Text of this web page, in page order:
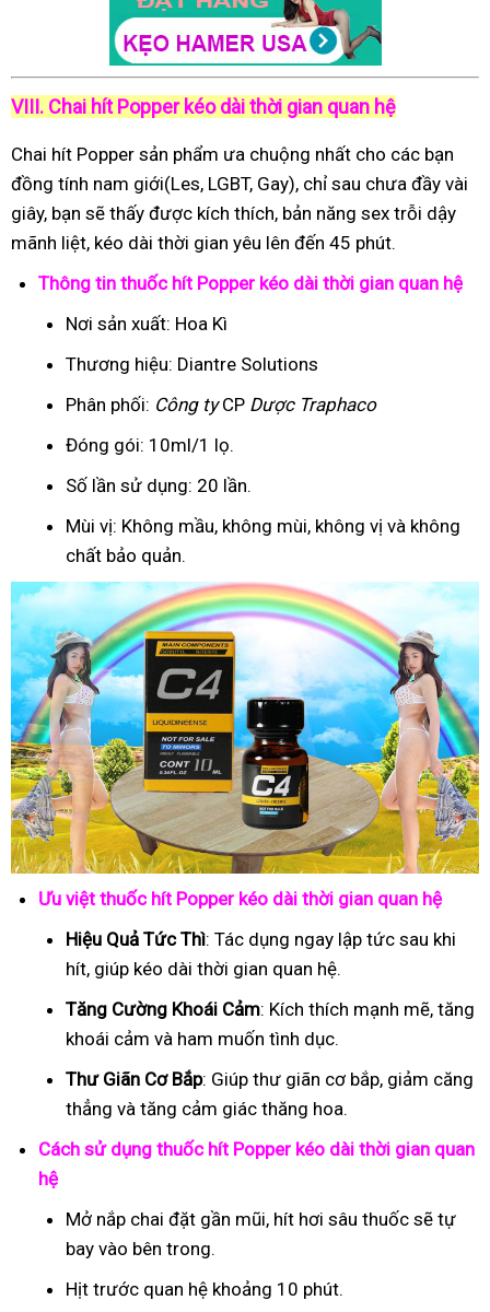
VIII. Chai hít Popper kéo dài thời gian quan hệ
Chai hít Popper sản phẩm ưa chuộng nhất cho các bạn
đồng tính nam giới(Les, LGBT, Gay), chỉ sau chưa đầy vài
giây, bạn sẽ thấy được kích thích, bản năng sex trỗi dậy
mãnh liệt, kéo dài thời gian yêu lên đến 45 phút.
Thông tin thuốc hít Popper kéo dài thời gian quan hệ
Nơi sản xuất: Hoa Kì
Thương hiệu: Diantre Solutions
Phân phối: Công tyCP Dược Traphaco
Đóng gói: 10ml/1 lọ.
Số lần sử dụng: 20 lần.
Mùi vị: Không mầu, không mùi, không vị và không
chất bảo quản.
Ưu việt thuốc hít Popper kéo dài thời gian quan hệ
Hiệu Quả Tức Thì: Tác dụng ngay lập tức sau khi
hít, giúp kéo dài thời gian quan hệ.
Tăng Cường Khoái Cảm: Kích thích mạnh mẽ, tăng
khoái cảm và ham muốn tình dục.
Thư Giãn Cơ Bắp: Giúp thư giãn cơ bắp, giảm căng
thẳng và tăng cảm giác thăng hoa.
Cách sử dụng thuốc hít Popper kéo dài thời gian quan
hệ
Mở nắp chai đặt gần mũi, hít hơi sâu thuốc sẽ tự
bay vào bên trong.
Hịt trước quan hệ khoảng 10 phút.